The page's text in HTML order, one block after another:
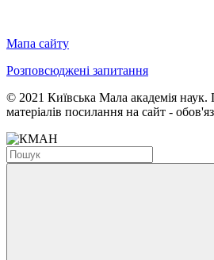
Мапа сайту
Розповсюджені запитання
© 2021 Київська Мала академія наук.
матеріалів посилання на сайт -